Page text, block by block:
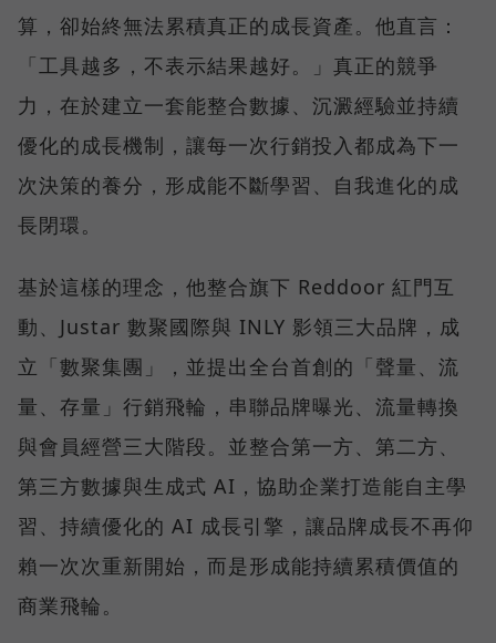
算，卻始終無法累積真正的成長資產。他直言：
「工具越多，不表示結果越好。」真正的競爭
力，在於建立一套能整合數據、沉澱經驗並持續
優化的成長機制，讓每一次行銷投入都成為下一
次決策的養分，形成能不斷學習、自我進化的成
長閉環。
基於這樣的理念，他整合旗下 Reddoor 紅門互
動、Justar 數聚國際與 INLY 影領三大品牌，成
立「數聚集團」，並提出全台首創的「聲量、流
量、存量」行銷飛輪，串聯品牌曝光、流量轉換
與會員經營三大階段。並整合第一方、第二方、
第三方數據與生成式 AI，協助企業打造能自主學
習、持續優化的 AI 成長引擎，讓品牌成長不再仰
賴一次次重新開始，而是形成能持續累積價值的
商業飛輪。